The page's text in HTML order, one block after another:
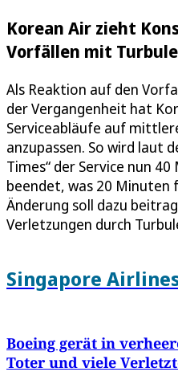
Korean Air zieht
Vorfällen mit
Als Reaktion auf den
der Vergangenheit hat
Serviceabläufe auf
anzupassen. So wird laut
Times“ der Service nun
beendet, was 20 Minuten
Änderung soll dazu
Verletzungen durch
Singapore
Boeing gerät in
Toter und viele